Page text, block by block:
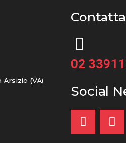
Arsizio (VA)
02
Social